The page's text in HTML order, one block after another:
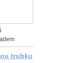
trubku